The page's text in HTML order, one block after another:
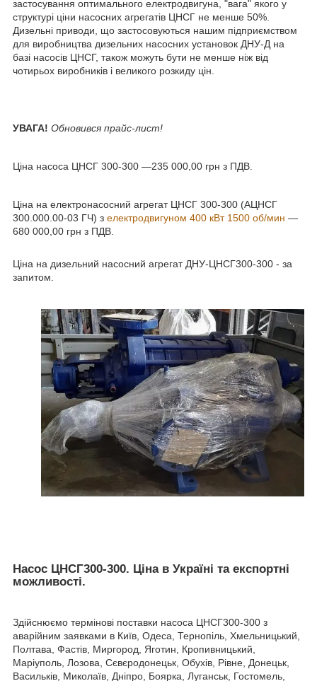
застосування оптимального електродвигуна, "вага" якого у
структурі ціни насосних агрегатів ЦНСГ не менше 50%.
Дизельні приводи, що застосовуються нашим підприємством
для виробництва дизельних насосних установок ДНУ-Д на
базі насосів ЦНСГ, також можуть бути не менше ніж від
чотирьох виробників і великого розкиду цін.
УВАГА! Обновився прайс-лист!
Ціна насоса ЦНСГ 300-300 ―235 000,00 грн з ПДВ.
Ціна на електронасосний агрегат ЦНСГ 300-300 (АЦНСГ
300.000.00-03 ГЧ) з електродвигуном 400 кВт 1500 об/мин ―
680 000,00 грн з ПДВ.
Ціна на дизельний насосний агрегат ДНУ-ЦНСГ300-300 - за
запитом.
Насос ЦНСГ300-300. Ціна в Україні та експортні
можливості.
Здійснюємо термінові поставки насоса ЦНСГ300-300 з
аварійним заявками в Київ, Одеса, Тернопіль, Хмельницький,
Полтава, Фастів, Миргород, Яготин, Кропивницький,
Маріуполь, Лозова, Сєвєродонецьк, Обухів, Рівне, Донецьк,
Васильків, Миколаїв, Дніпро, Боярка, Луганськ, Гостомель,